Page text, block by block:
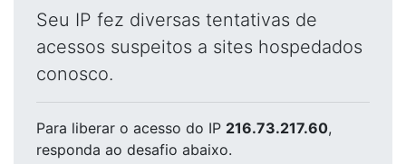
Seu IP fez diversas tentativas de
acessos suspeitos a sites hospedados
conosco.
Para liberar o acesso do IP 216.73.217.60,
responda ao desafio abaixo.